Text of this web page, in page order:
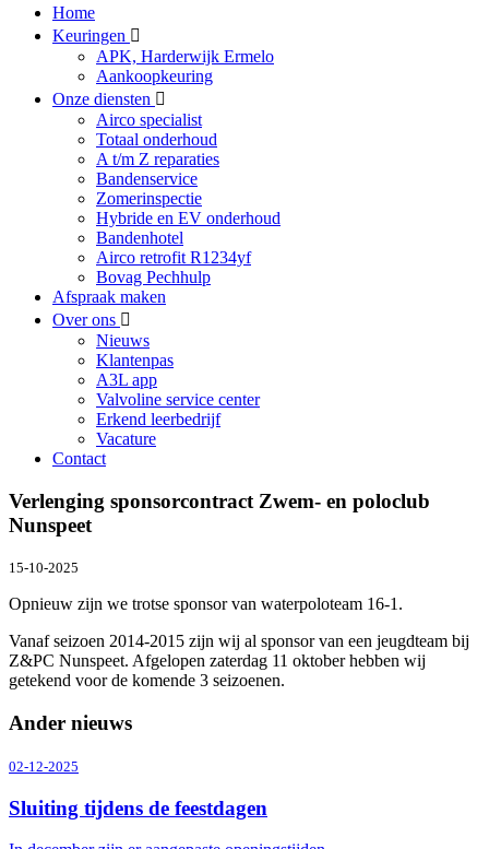
Home
Keuringen
APK, Harderwijk Ermelo
Aankoopkeuring
Onze diensten
Airco specialist
Totaal onderhoud
A t/m Z reparaties
Bandenservice
Zomerinspectie
Hybride en EV onderhoud
Bandenhotel
Airco retrofit R1234yf
Bovag Pechhulp
Afspraak maken
Over ons
Nieuws
Klantenpas
A3L app
Valvoline service center
Erkend leerbedrijf
Vacature
Contact
Verlenging sponsorcontract Zwem- en poloclub
Nunspeet
15-10-2025
Opnieuw zijn we trotse sponsor van waterpoloteam 16-1.
Vanaf seizoen 2014-2015 zijn wij al sponsor van een jeugdteam bij
Z&PC Nunspeet. Afgelopen zaterdag 11 oktober hebben wij
getekend voor de komende 3 seizoenen.
Ander nieuws
02-12-2025
Sluiting tijdens de feestdagen